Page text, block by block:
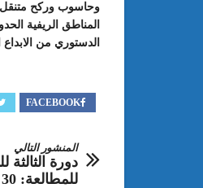
وحاسوب وركح متنقل
المناطق الريفية
الدستوري من
FACEBOOK
المنشور التالي
دورة الثالثة
للمطالعة: 30 فائزا وتألق 21 ولاية